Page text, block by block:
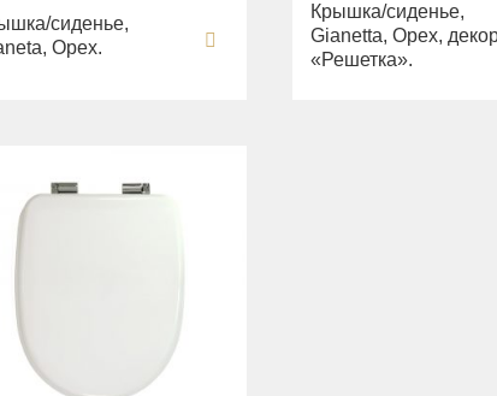
сиденье,
Орех.
Крышка/сиденье,
Gianetta, Орех,
«Решетка».